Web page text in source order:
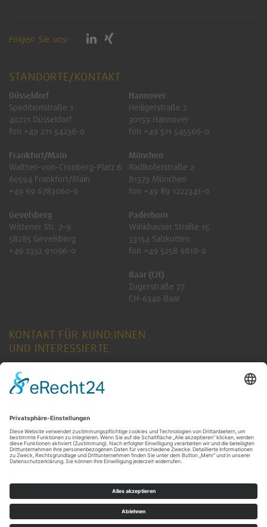
Folgen Sie uns:
STANDORTE/KONTAKT
Düsseldorf
Speditionstraße 1
40221 Düsseldorf
fon +49 211 54236-0
Frankfurt/Main
Walther-von-Cronberg-Platz 6
60594 Frankfurt/Main
+49 69 6783060-0
Gevelsberg
Wittener Str. 7-9
58285 Gevelsberg
+49 2332 91096-0
Hannover
Heiligerstraße 2
30159 Hannover
fon +49 511 545566-0
München
Radlkoferstraße 2
81373 München
fon +49 89 1222341-0
Paderborn
Winkhauser Straße 15
33154 Salzkotten
fon +49 5258 9818-0
Baar (CH)
Zugerstraße 77
CH-6340 Baar
KONTAKT FÜR KUND:INNEN
UND INTERESSIERTE
KONTAKT FÜR RENTNER:INNEN
ANFRAGE SENDEN